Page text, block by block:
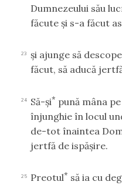
Dumnezeului său
făcute şi s-a făcut
23 şi ajunge să
făcut, să aducă
24 Să-şi* pună mâna
înjunghie în locul
de-tot înaintea
jertfă de ispăşire.
25 Preotul* să ia cu